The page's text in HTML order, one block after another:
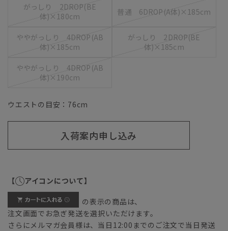
がっしり 2DROP(BE
体)×180cm
普通 6DROP(A体)×185cm
ややがっしり 4DROP(AB
体)×185cm
がっしり 2DROP(BE
体)×185cm
ややがっしり 4DROP(AB
体)×190cm
ウエストの目安： 76cm
入荷案内申し込み
【 アイコンについて】
の表示の商品は、
注文画面でお急ぎ発送を選択いただけます。
さらにメルマガ会員様は、当日12:00までのご注文で当日発送